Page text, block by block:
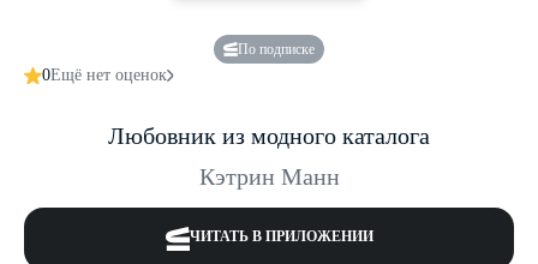
По подписке
0Ещё нет оценок
Любовник из модного каталога
Кэтрин Манн
ЧИТАТЬ В ПРИЛОЖЕНИИ